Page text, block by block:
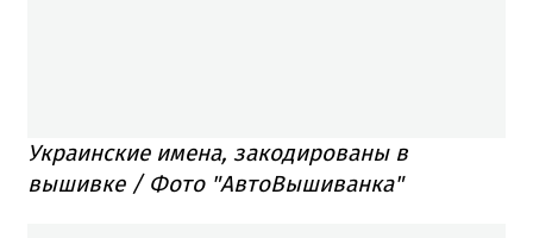
Украинские имена, закодированы в
вышивке / Фото "АвтоВышиванка"